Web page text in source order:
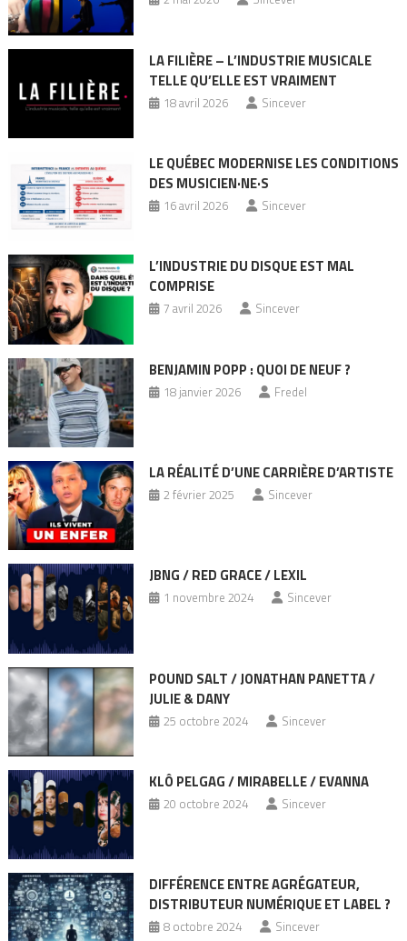
LA FILIÈRE – L’INDUSTRIE MUSICALE
TELLE QU’ELLE EST VRAIMENT
18 avril 2026 Sincever
LE QUÉBEC MODERNISE LES CONDITIONS
DES MUSICIEN·NE·S
16 avril 2026 Sincever
L’INDUSTRIE DU DISQUE EST MAL
COMPRISE
7 avril 2026 Sincever
BENJAMIN POPP : QUOI DE NEUF ?
18 janvier 2026 Fredel
LA RÉALITÉ D’UNE CARRIÈRE D’ARTISTE
2 février 2025 Sincever
JBNG / RED GRACE / LEXIL
1 novembre 2024 Sincever
POUND SALT / JONATHAN PANETTA /
JULIE & DANY
25 octobre 2024 Sincever
KLÔ PELGAG / MIRABELLE / EVANNA
20 octobre 2024 Sincever
DIFFÉRENCE ENTRE AGRÉGATEUR,
DISTRIBUTEUR NUMÉRIQUE ET LABEL ?
8 octobre 2024 Sincever